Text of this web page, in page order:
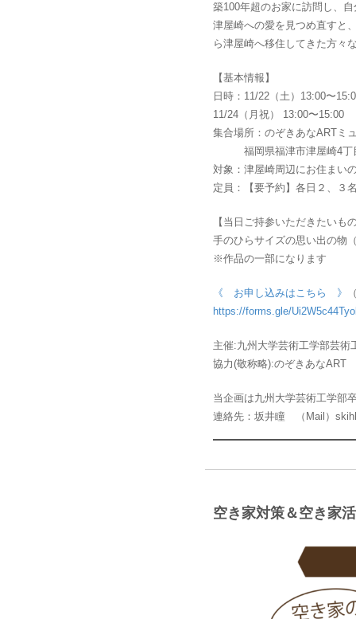
築100年超のお家に訪問し、
津屋崎への愛を見つめ直すと
ら津屋崎へ移住してきた方々
【基本情報】
日時：11/22（土）13:00〜
11/24（月祝） 13:00〜15:00
集合場所：のぞきあなARTミ
福岡県福津市津屋崎4丁
対象：津屋崎周辺にお住まい
定員：【要予約】各日２、３
【当日ご持参いただきたいも
手のひらサイズの思い出の物
※作品の一部になります
《 お申し込みはこちら 》
https://forms.gle/
主催:九州大学芸術工学部芸術
協力(敬称略):のぞきあなART
当企画は九州大学芸術工学部
連絡先：坂井瞳 （Mail）
空き家対策＆空き家